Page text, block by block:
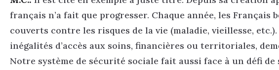
français n’a fait que progresser. Chaque année, les
couverts contre les risques de la vie (maladie, vieillesse,
inégalités d’accès aux soins, financières ou territoriales,
Notre système de sécurité sociale fait aussi face à un défi